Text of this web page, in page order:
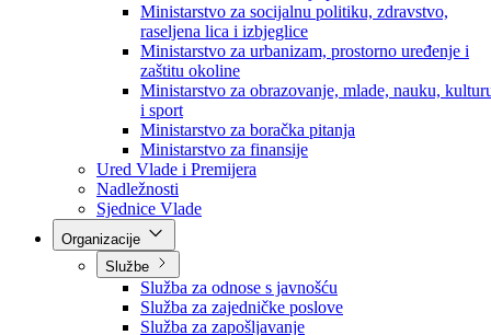
Ministarstvo za privredu
Ministarstvo za pravosuđe, upravu i radne odnose
Ministarstvo za unutrašnje poslove
Ministarstvo za socijalnu politiku, zdravstvo,
raseljena lica i izbjeglice
Ministarstvo za urbanizam, prostorno uređenje i
zaštitu okoline
Ministarstvo za obrazovanje, mlade, nauku,
i sport
Ministarstvo za boračka pitanja
Ministarstvo za finansije
Ured Vlade i Premijera
Nadležnosti
Sjednice Vlade
Službe